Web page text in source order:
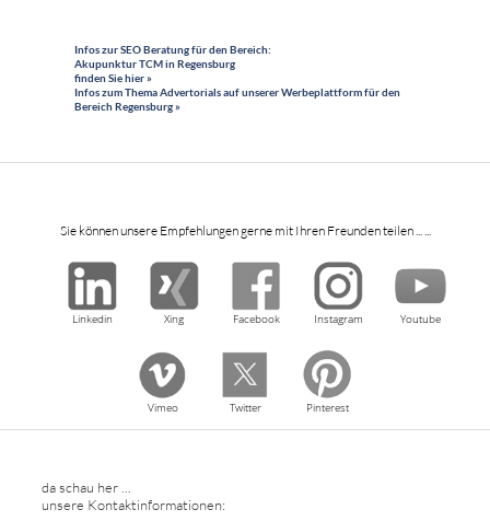
Infos zur SEO Beratung für den Bereich:
Akupunktur TCM in Regensburg
finden Sie hier »
Infos zum Thema Advertorials auf unserer Werbeplattform für den
Bereich Regensburg »
Sie können unsere Empfehlungen gerne mit Ihren Freunden teilen ... ...
Linkedin Xing Facebook Instagram Youtube
Vimeo Twitter Pinterest
da schau her ...
unsere Kontaktinformationen: